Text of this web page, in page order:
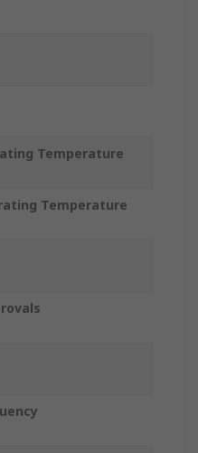
Temperature
Temperature